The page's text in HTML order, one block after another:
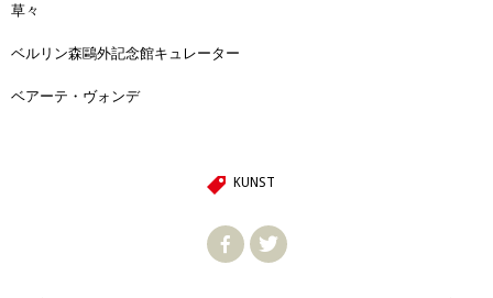
草々
ベルリン森鷗外記念館キュレーター
ベアーテ・ヴォンデ
KUNST